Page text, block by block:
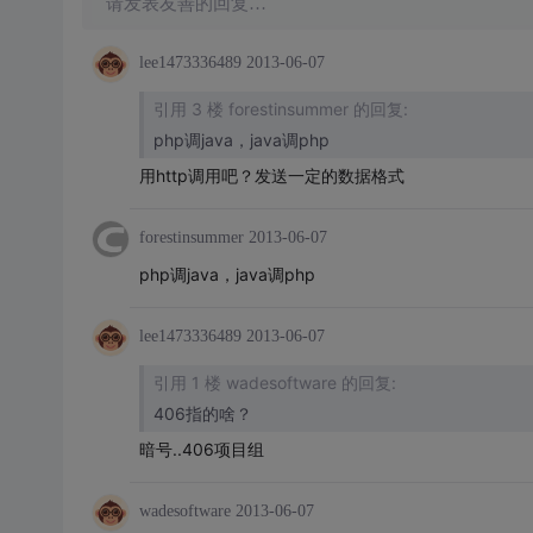
lee1473336489 2013-06-07
引用 3 楼 forestinsummer 的回复:
php调java，java调php
用http调用吧？发送一定的数据格式
forestinsummer 2013-06-07
php调java，java调php
lee1473336489 2013-06-07
引用 1 楼 wadesoftware 的回复:
406指的啥？
暗号..406项目组
wadesoftware 2013-06-07